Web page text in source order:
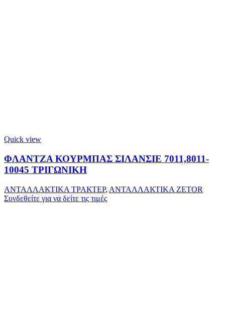
Quick view
ΦΛΑΝΤΖΑ ΚΟΥΡΜΠΑΣ ΣΙΛΑΝΣΙΕ 7011,8011-
10045 ΤΡΙΓΩΝΙΚΗ
ΑΝΤΑΛΛΑΚΤΙΚΑ ΤΡΑΚΤΕΡ, ΑΝΤΑΛΛΑΚΤΙΚΑ ZETOR
Συνδεθείτε για να δείτε τις τιμές